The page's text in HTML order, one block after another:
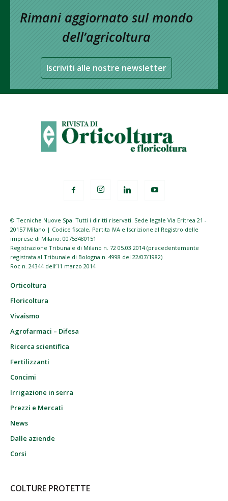
Rimani aggiornato sul mondo
dell’agricoltura
Iscriviti alle nostre newsletter
© Tecniche Nuove Spa. Tutti i diritti riservati. Sede legale Via Eritrea 21 -
20157 Milano | Codice fiscale, Partita IVA e Iscrizione al Registro delle
imprese di Milano: 00753480151
Registrazione Tribunale di Milano n. 72 05.03.2014 (precedentemente
registrata al Tribunale di Bologna n. 4998 del 22/07/1982)
Roc n. 24344 dell’11 marzo 2014
Orticoltura
Floricoltura
Vivaismo
Agrofarmaci – Difesa
Ricerca scientifica
Fertilizzanti
Concimi
Irrigazione in serra
Prezzi e Mercati
News
Dalle aziende
Corsi
COLTURE PROTETTE